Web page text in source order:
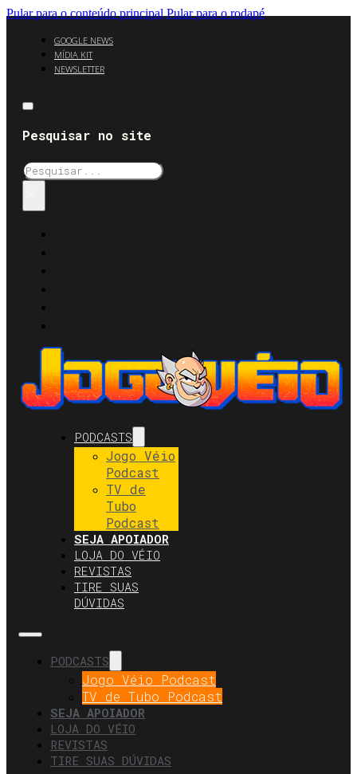
Pular para o conteúdo principal Pular para o rodapé
GOOGLE NEWS
MÍDIA KIT
NEWSLETTER
Pesquisar no site
Pesquisar
PODCASTS
Jogo Véio
Podcast
TV de
Tubo
Podcast
SEJA APOIADOR
LOJA DO VÉIO
REVISTAS
TIRE SUAS
DÚVIDAS
PODCASTS
Jogo Véio Podcast
TV de Tubo Podcast
SEJA APOIADOR
LOJA DO VÉIO
REVISTAS
TIRE SUAS DÚVIDAS